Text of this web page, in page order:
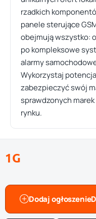
rzadkich
panele sterujące
obejmują wszystko:
po kompleksowe
alarmy
Wykorzystaj
zabezpieczyć swój
sprawdzonych
rynku.
1G
Dodaj ogłoszenie